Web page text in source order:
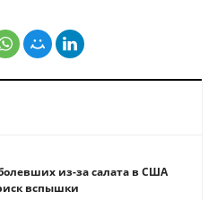
из-за салата в США
вспышки